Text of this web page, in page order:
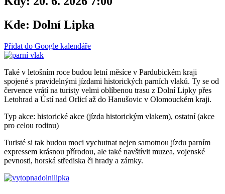
Kde: Dolní Lipka
Přidat do Google kalendáře
Také v letošním roce budou letní měsíce v Pardubickém kraji
spojené s pravidelnými jízdami historických parních vlaků. Ty se od
července vrátí na turisty velmi oblíbenou trasu z Dolní Lipky přes
Letohrad a Ústí nad Orlicí až do Hanušovic v Olomouckém kraji.
Typ akce: historické akce (jízda historickým vlakem), ostatní (akce
pro celou rodinu)
Turisté si tak budou moci vychutnat nejen samotnou jízdu parním
expressem krásnou přírodou, ale také navštívit muzea, vojenské
pevnosti, horská střediska či hrady a zámky.